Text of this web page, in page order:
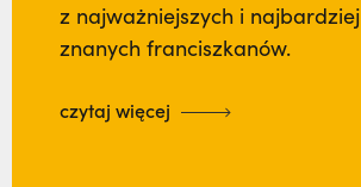
z najważniejszych i najbardziej
znanych franciszkanów.
czytaj więcej